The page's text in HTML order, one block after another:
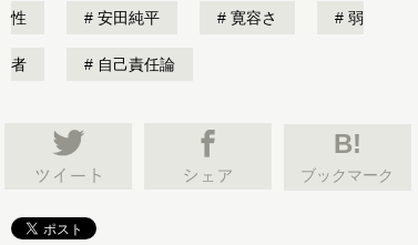
性 安田純平 寛容さ 弱
者 自己責任論
B!
ブックマーク